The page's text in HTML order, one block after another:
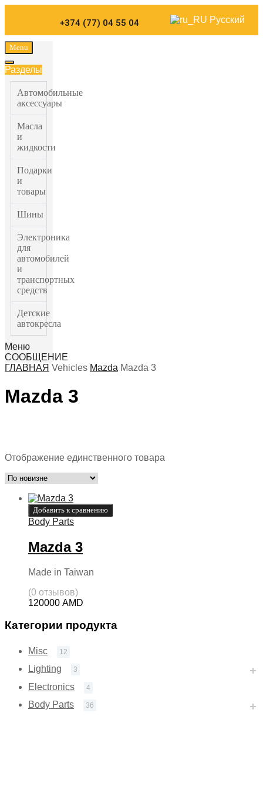
+374 (77) 04 55 04 Русский
Menu
Разделы
Автомобильные
аксессуары
Масла
и
жидкости
Подарки
и
товары
Шины
Электроника
для
автомобилей
и
транспортных
средств
Детские
автокресла
Меню
СООБЩЕНИЕ
ГЛАВНАЯ Vehicles Mazda Mazda 3
Mazda 3
Отображение единственного товара
Добавить к сравнению
Body Parts
Mazda 3
Made in Taiwan
(0 отзывов)
120000 AMD
Категории продукта
Misc 12
Lighting 3
Electronics 4
Body Parts 36